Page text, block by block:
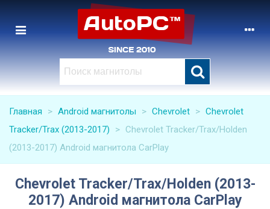
Главная > Android магнитолы > Chevrolet > Chevrolet
Tracker/Trax (2013-2017)
> Chevrolet Tracker/Trax/Holden
(2013-2017) Android магнитола CarPlay
Chevrolet Tracker/Trax/Holden (2013-
2017) Android магнитола CarPlay